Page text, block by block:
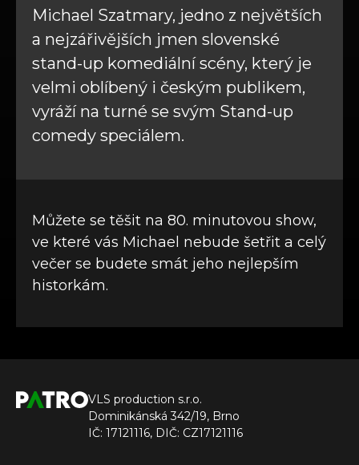
Michael Szatmary, jedno z největších
a nejzářivějších jmen slovenské
stand-up komediální scény, který je
velmi oblíbený i českým publikem,
vyráží na turné se svým Stand-up
comedy speciálem.
Můžete se těšit na 80. minutovou show,
ve které vás Michael nebude šetřit a celý
večer se budete smát jeho nejlepším
historkám.
VLS production s.r.o.
Dominikánská 342/19, Brno
IČ: 17121116, DIČ: CZ17121116